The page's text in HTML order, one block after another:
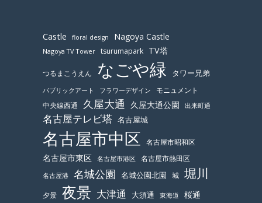
Castle floral design Nagoya Castle
Nagoya TV Tower tsurumapark TV塔
つるまこうえん なごや緑 タワー兄弟
パブリックアート フラワーデザイン
モニュメント
中央線西通
久屋大通 久屋大通公園 出来町通
名古屋テレビ塔 名古屋城
名古屋市中区 名古屋市昭和区
名古屋市東区 名古屋市港区 名古屋市熱田区
名古屋港 名城公園 名城公園北園 城 堀川
夕景 夜景 大津通 大須通 東海道 桜通